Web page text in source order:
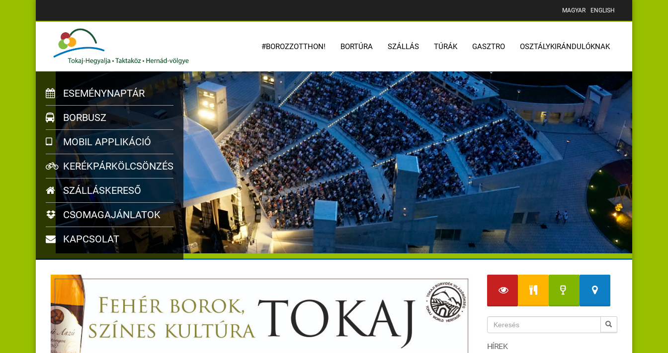
MAGYAR ENGLISH
#BOROZZOTTHON! BORTÚRA SZÁLLÁS TÚRÁK GASZTRO OSZTÁLYKIRÁNDULÓKNAK
ESEMÉNYNAPTÁR
BORBUSZ
MOBIL APPLIKÁCIÓ
KERÉKPÁRKÖLCSÖNZÉS
SZÁLLÁSKERESŐ
CSOMAGAJÁNLATOK
KAPCSOLAT
HÍREK